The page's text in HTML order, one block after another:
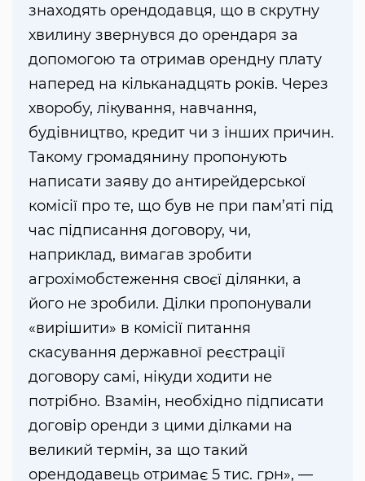
знаходять орендодавця, що в скрутну
хвилину звернувся до орендаря за
допомогою та отримав орендну плату
наперед на кільканадцять років. Через
хворобу, лікування, навчання,
будівництво, кредит чи з інших причин.
Такому громадянину пропонують
написати заяву до антирейдерської
комісії про те, що був не при пам’яті під
час підписання договору, чи,
наприклад, вимагав зробити
агрохімобстеження своєї ділянки, а
його не зробили. Ділки пропонували
«вирішити» в комісії питання
скасування державної реєстрації
договору самі, нікуди ходити не
потрібно. Взамін, необхідно підписати
договір оренди з цими ділками на
великий термін, за що такий
орендодавець отримає 5 тис. грн», —